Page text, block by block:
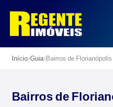
Início›Guia›Bairros de Florianópolis
Bairros de